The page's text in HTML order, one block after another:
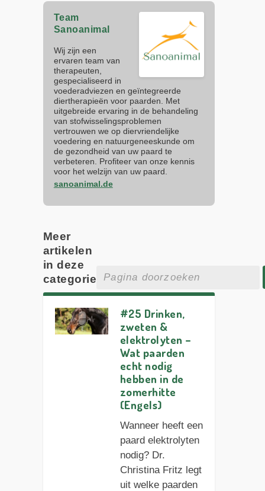
Team
Sanoanimal
Wij zijn een
ervaren team van
therapeuten,
gespecialiseerd in
voederadviezen en geïntegreerde
diertherapieën voor paarden. Met
uitgebreide ervaring in de behandeling
van stofwisselingsproblemen
vertrouwen we op diervriendelijke
voedering en natuurgeneeskunde om
de gezondheid van uw paard te
verbeteren. Profiteer van onze kennis
voor het welzijn van uw paard.
sanoanimal.de
Meer
artikelen
in deze
categorie
#25 Drinken,
zweten &
elektrolyten –
Wat paarden
echt nodig
hebben in de
zomerhitte
(Engels)
Wanneer heeft een
paard elektrolyten
nodig? Dr.
Christina Fritz legt
uit welke paarden